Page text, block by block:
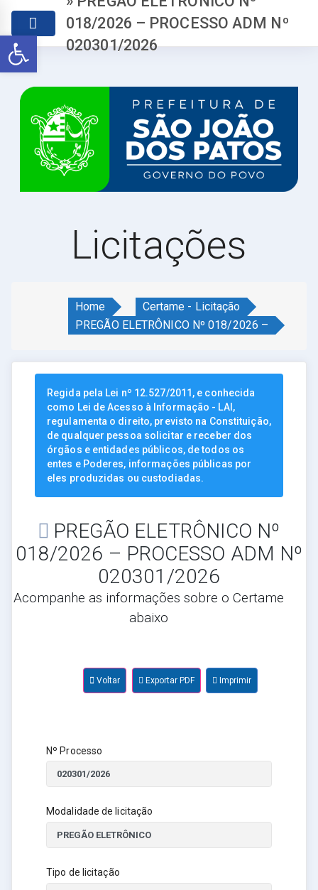
Abrir a barra de ferramentas
018/2026 – PROCESSO ADM Nº
020301/2026
Licitações
Home
Certame - Licitação
PREGÃO ELETRÔNICO Nº 018/2026 –
Regida pela Lei nº 12.527/2011, e conhecida
como Lei de Acesso à Informação - LAI,
regulamenta o direito, previsto na Constituição,
de qualquer pessoa solicitar e receber dos
órgãos e entidades públicos, de todos os
entes e Poderes, informações públicas por
eles produzidas ou custodiadas.
PREGÃO ELETRÔNICO Nº
018/2026 – PROCESSO ADM Nº
020301/2026
Acompanhe as informações sobre o Certame
abaixo
Voltar Exportar PDF Imprimir
Nº Processo
Modalidade de licitação
Tipo de licitação